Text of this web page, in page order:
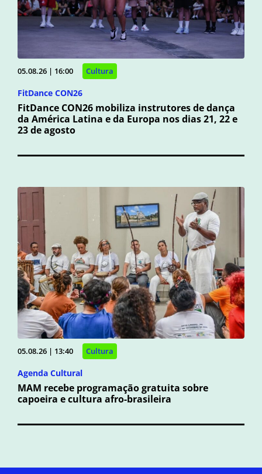
05.08.26 | 16:00 Cultura
FitDance CON26
FitDance CON26 mobiliza instrutores de dança
da América Latina e da Europa nos dias 21, 22 e
23 de agosto
05.08.26 | 13:40 Cultura
Agenda Cultural
MAM recebe programação gratuita sobre
capoeira e cultura afro-brasileira